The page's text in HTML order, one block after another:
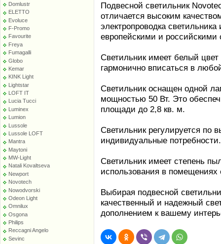
Domlustr
ELETTO
Evoluce
F-Promo
Favourite
Freya
Fumagalli
Globo
Kemar
KINK Light
Lightstar
LOFT IT
Lucia Tucci
Luminex
Lumion
Lussole
Lussole LOFT
Mantra
Maytoni
MW-Light
Natali Kovaltseva
Newport
Novotech
Nowodvorski
Odeon Light
Omnilux
Osgona
Philips
Reccagni Angelo
Sevinc
Подвесной светильник
отличается высоким
электропроводка
европейскими и российскими
Светильник имеет белый
гармонично вписаться в
Светильник оснащен одной
мощностью 50 Вт. Это
площади до 2,8 кв. м.
Светильник регулируется по
индивидуальные потребности.
Светильник имеет степень
использования в
Выбирая подвесной
качественный и надежный
дополнением к вашему